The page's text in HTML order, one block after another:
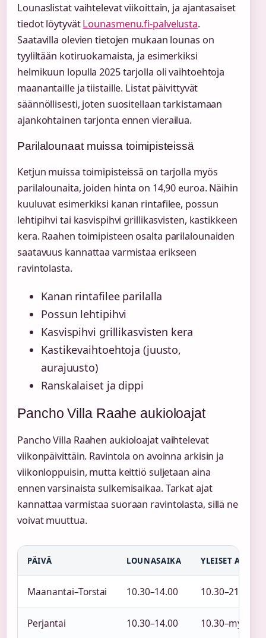
Lounaslistat vaihtelevat viikoittain, ja ajantasaiset
tiedot löytyvätLounasmenu.fi-palvelusta.
Saatavilla olevien tietojen mukaan lounas on
tyyliltään kotiruokamaista, ja esimerkiksi
helmikuun lopulla 2025 tarjolla oli vaihtoehtoja
maanantaille ja tiistaille. Listat päivittyvät
säännöllisesti, joten suositellaan tarkistamaan
ajankohtainen tarjonta ennen vierailua.
Parilalounaat muissa toimipisteissä
Ketjun muissa toimipisteissä on tarjolla myös
parilalounaita, joiden hinta on 14,90 euroa. Näihin
kuuluvat esimerkiksi kanan rintafilee, possun
lehtipihvi tai kasvispihvi grillikasvisten, kastikkeen
kera. Raahen toimipisteen osalta parilalounaiden
saatavuus kannattaa varmistaa erikseen
ravintolasta.
Kanan rintafilee parilalla
Possun lehtipihvi
Kasvispihvi grillikasvisten kera
Kastikevaihtoehtoja (juusto,
aurajuusto)
Ranskalaiset ja dippi
Pancho Villa Raahe aukioloajat
Pancho Villa Raahen aukioloajat vaihtelevat
viikonpäivittäin. Ravintola on avoinna arkisin ja
viikonloppuisin, mutta keittiö suljetaan aina
ennen varsinaista sulkemisaikaa. Tarkat ajat
kannattaa varmistaa suoraan ravintolasta, sillä ne
voivat muuttua.
PÄIVÄ LOUNASAIKA YLEISET
Maanantai–Torstai 10.30–14.00 10.30–21.00
Perjantai 10.30–14.00